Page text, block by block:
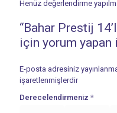
Henüz değerlendirme
“Bahar Prestij
için yorum
E-posta adresiniz
işaretlenmişlerdir
Derecelendirmeniz *